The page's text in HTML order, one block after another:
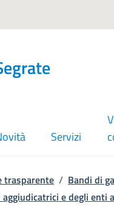
Servizi
trasparente / Bandi di
e degli enti